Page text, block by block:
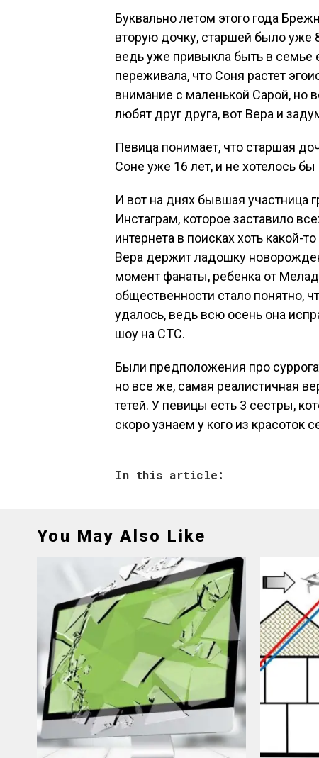
Буквально летом этого года
вторую дочку, старшей было уже
ведь уже привыкла быть в
переживала, что Соня растет
внимание с маленькой Сарой, но
любят друг друга, вот Вера и
Певица понимает, что старшая
Соне уже 16 лет, и не хотелось
И вот на днях бывшая участница
Инстаграм, которое заставило
интернета в поисках хоть какой-
Вера держит ладошку
момент фанаты, ребенка от
общественности стало понятно,
удалось, ведь всю осень она
шоу на СТС.
Были предположения про
но все же, самая реалистичная
тетей. У певицы есть 3 сестры,
скоро узнаем у кого из красоток
In this article:
You May Also Like